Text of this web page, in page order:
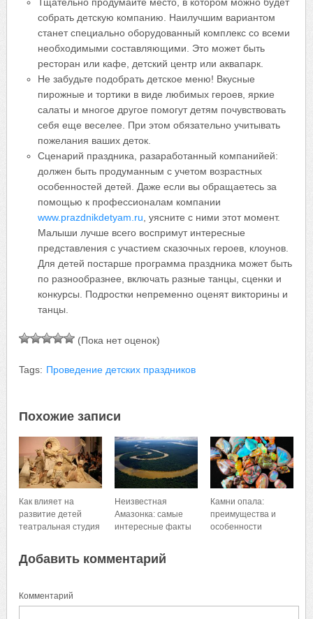
собрать детскую компанию. Наилучшим вариантом
станет специально оборудованный комплекс со всеми
необходимыми составляющими. Это может быть
ресторан или кафе, детский центр или аквапарк.
Не забудьте подобрать детское меню! Вкусные
пирожные и тортики в виде любимых героев, яркие
салаты и многое другое помогут детям почувствовать
себя еще веселее. При этом обязательно учитывать
пожелания ваших деток.
Сценарий праздника, разаработанный компанийей:
должен быть продуманным с учетом возрастных
особенностей детей. Даже если вы обращаетесь за
помощью к профессионалам компании
www.prazdnikdetyam.ru , уясните с ними этот момент.
Малыши лучше всего воспримут интересные
представления с участием сказочных героев, клоунов.
Для детей постарше программа праздника может быть
по разнообразнее, включать разные танцы, сценки и
конкурсы. Подростки непременно оценят викторины и
танцы.
(Пока нет оценок)
Tags: Проведение детских праздников
Похожие записи
Как влияет на
развитие детей
театральная студия
Неизвестная
Амазонка: самые
интересные факты
Камни опала:
преимущества и
особенности
Добавить комментарий
Комментарий